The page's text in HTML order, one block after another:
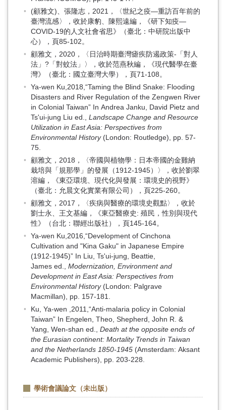
(顧雅文)、張隆志，2021，〈世紀之疫—重訪百年前的
臺灣流感〉，收於康豹、陳熙遠編，《研下知疫—
COVID-19的人文社會省思》（臺北：中研院出版中
心），頁85-102。
顧雅文，2020，〈日治時期臺灣瘧疾防遏政策-「對人
法」?「對蚊法」〉，收於范燕秋編，《現代醫學在臺
灣》（臺北：國立臺灣大學），頁71-108。
Ya-wen Ku,2018,“Taming the Blind Snake: Flooding
Disasters and River Regulation of the Zengwen River
in Colonial Taiwan” In Andrea Janku, David Pietz and
Ts'ui-jung Liu ed., Landscape Change and Resource
Utilization in East Asia: Perspectives from
Environmental History (London: Routledge), pp. 57-
75.
顧雅文，2018，〈帝國與植物學：日本帝國的金雞納
栽培與「規那學」的發展（1912-1945）〉，收於劉翠
溶編，《東亞環境、現代化與發展：環境史的視野》
（臺北：允晨文化實業有限公司），頁225-260。
顧雅文，2017，〈疾病與醫療的環境史觀點〉，收於
劉士永、王文基編，《東亞醫療史: 殖民，性別與現代
性》（台北：聯經出版社），頁145-164。
Ya-wen Ku,2016,“Development of Cinchona
Cultivation and "Kina Gaku" in Japanese Empire
(1912-1945)” In Liu, Ts'ui-jung, Beattie,
James ed., Modernization, Environment and
Development in East Asia: Perspectives from
Environmental History (London: Palgrave
Macmillan), pp. 157-181.
Ku, Ya-wen ,2011,“Anti-malaria policy in Colonial
Taiwan” In Engelen, Theo, Shepherd, John R. &
Yang, Wen-shan ed., Death at the opposite ends of
the Eurasian continent: Mortality Trends in Taiwan
and the Netherlands 1850-1945 (Amsterdam: Aksant
Academic Publishers), pp. 203-228.
學術會議論文（未出版）